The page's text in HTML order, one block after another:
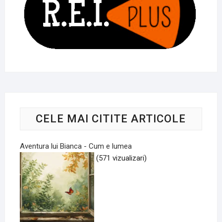
CELE MAI CITITE ARTICOLE
Aventura lui Bianca - Cum e lumea
(571 vizualizari)